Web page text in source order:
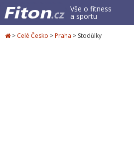
Vše o fitness
a sportu
> Celé Česko >Praha > Stodůlky